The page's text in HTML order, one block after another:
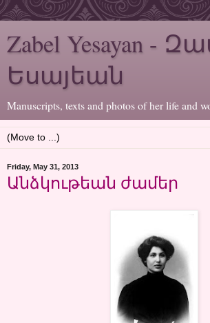
Zabel Yesayan -
Եսայեան
Manuscripts, texts and photos of her life and
Friday, May 31, 2013
Անձկութեան ժամեր